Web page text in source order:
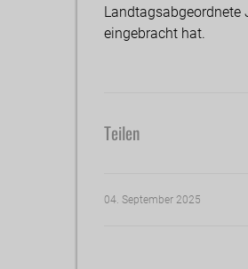
Landtagsabgeordnete
eingebracht hat.
Teilen
04. September 2025